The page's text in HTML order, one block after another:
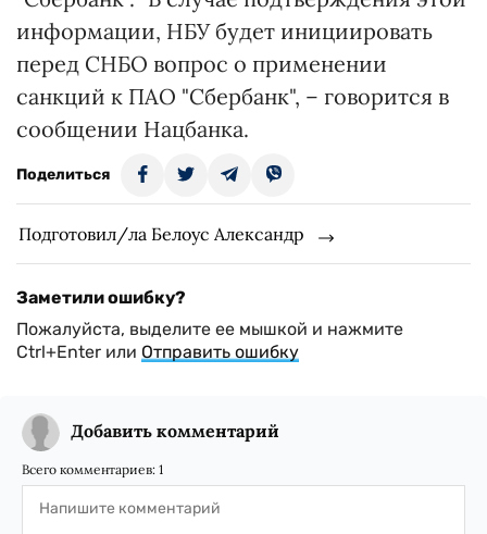
информации, НБУ будет инициировать
перед СНБО вопрос о применении
санкций к ПАО "Сбербанк", – говорится в
сообщении Нацбанка.
Поделиться
Подготовил/ла Белоус Александр
Заметили ошибку?
Пожалуйста, выделите ее мышкой и нажмите
Ctrl+Enter или Отправить ошибку
Добавить комментарий
Всего комментариев: 1